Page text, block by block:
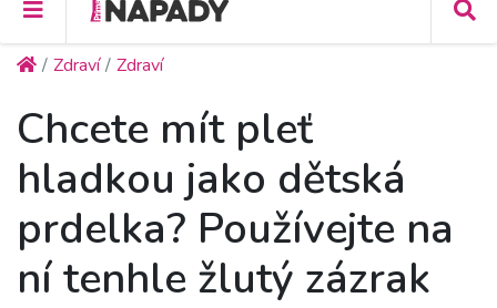
Zdraví Zdraví
Chcete mít pleť
hladkou jako dětská
prdelka? Používejte na
ní tenhle žlutý zázrak